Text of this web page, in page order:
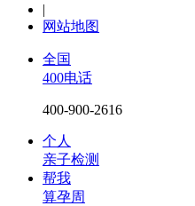
|
网站地图
全国
400电话
400-900-2616
个人
亲子检测
帮我
算孕周